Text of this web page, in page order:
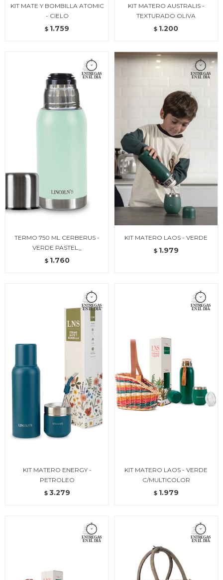
KIT MATE Y BOMBILLA ATOMIC
- CIELO
$ 1.759
KIT MATERO AUSTRALIS -
TEXTURADO OLIVA
$ 1.200
TERMO 750 ML CERBERUS -
VERDE PASTEL_
$ 1.760
KIT MATERO LAOS - VERDE
$ 1.979
KIT MATERO ENERGY -
PETROLEO
$ 3.279
KIT MATERO LAOS - VERDE
C/MULTICOLOR
$ 1.979